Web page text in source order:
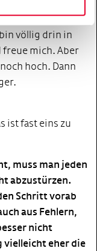
stundenlang,
mir die
völlig drin in
freue mich. Aber
hoch. Dann
ist fast eins zu
muss man jeden
abzustürzen.
Schritt vorab
aus Fehlern,
nicht
vielleicht eher die